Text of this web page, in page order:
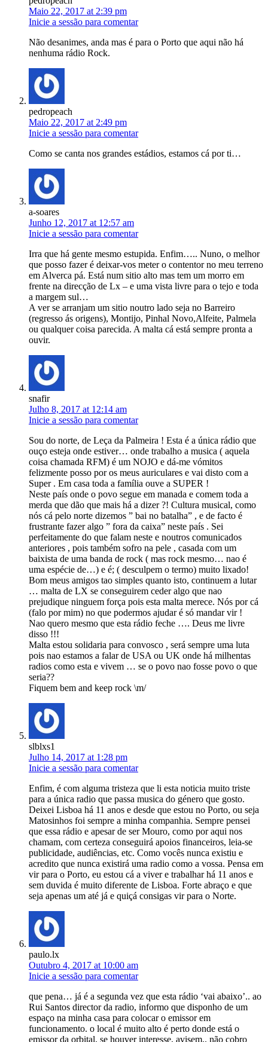
Maio 22, 2017 at 2:39 pm
Inicie a sessão para comentar
Não desanimes, anda mas é para o Porto que aqui não há
nenhuma rádio Rock.
pedropeach
Maio 22, 2017 at 2:49 pm
Inicie a sessão para comentar
Como se canta nos grandes estádios, estamos cá por ti…
a-soares
Junho 12, 2017 at 12:57 am
Inicie a sessão para comentar
Irra que há gente mesmo estupida. Enfim….. Nuno, o melhor
que posso fazer é deixar-vos meter o contentor no meu terreno
em Alverca pá. Está num sitio alto mas tem um morro em
frente na direcção de Lx – e uma vista livre para o tejo e toda
a margem sul…
A ver se arranjam um sitio noutro lado seja no Barreiro
(regresso ás origens), Montijo, Pinhal Novo,Alfeite, Palmela
ou qualquer coisa parecida. A malta cá está sempre pronta a
ouvir.
snafir
Julho 8, 2017 at 12:14 am
Inicie a sessão para comentar
Sou do norte, de Leça da Palmeira ! Esta é a única rádio que
ouço esteja onde estiver… onde trabalho a musica ( aquela
coisa chamada RFM) é um NOJO e dá-me vómitos
felizmente posso por os meus auriculares e vai disto com a
Super . Em casa toda a família ouve a SUPER !
Neste país onde o povo segue em manada e comem toda a
merda que dão que mais há a dizer ?! Cultura musical, como
nós cá pelo norte dizemos ” bai no batalha” , e de facto é
frustrante fazer algo ” fora da caixa” neste país . Sei
perfeitamente do que falam neste e noutros comunicados
anteriores , pois também sofro na pele , casada com um
baixista de uma banda de rock ( mas rock mesmo… nao é
uma espécie de…) e é; ( desculpem o termo) muito lixado!
Bom meus amigos tao simples quanto isto, continuem a lutar
… malta de LX se conseguirem ceder algo que nao
prejudique ninguem força pois esta malta merece. Nós por cá
(falo por mim) no que podermos ajudar é só mandar vir !
Nao quero mesmo que esta rádio feche …. Deus me livre
disso !!!
Malta estou solidaria para convosco , será sempre uma luta
pois nao estamos a falar de USA ou UK onde há milhentas
radios como esta e vivem … se o povo nao fosse povo o que
seria??
Fiquem bem and keep rock \m/
slblxs1
Julho 14, 2017 at 1:28 pm
Inicie a sessão para comentar
Enfim, é com alguma tristeza que li esta noticia muito triste
para a única radio que passa musica do género que gosto.
Deixei Lisboa há 11 anos e desde que estou no Porto, ou seja
Matosinhos foi sempre a minha companhia. Sempre pensei
que essa rádio e apesar de ser Mouro, como por aqui nos
chamam, com certeza conseguirá apoios financeiros, leia-se
publicidade, audiências, etc. Como vocês nunca existiu e
acredito que nunca existirá uma radio como a vossa. Pensa em
vir para o Porto, eu estou cá a viver e trabalhar há 11 anos e
sem duvida é muito diferente de Lisboa. Forte abraço e que
seja apenas um até já e quiçá consigas vir para o Norte.
paulo.lx
Outubro 4, 2017 at 10:00 am
Inicie a sessão para comentar
que pena… já é a segunda vez que esta rádio ‘vai abaixo’.. ao
Rui Santos director da radio, informo que disponho de um
espaço na minha casa para colocar o emissor em
funcionamento. o local é muito alto é perto donde está o
emissor da orbital. se houver interesse, avisem.. não cobro